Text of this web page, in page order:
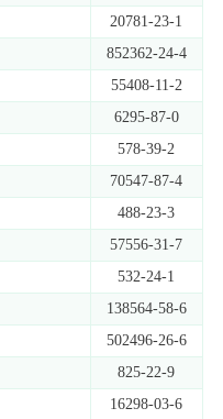
20781-23-1
852362-24-4
55408-11-2
6295-87-0
578-39-2
70547-87-4
488-23-3
57556-31-7
532-24-1
138564-58-6
502496-26-6
825-22-9
16298-03-6